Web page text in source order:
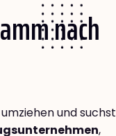
nach
und suchst
,